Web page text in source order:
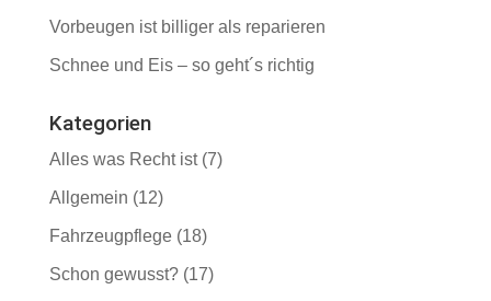
Vorbeugen ist billiger als reparieren
Schnee und Eis – so geht´s richtig
Kategorien
Alles was Recht ist(7)
Allgemein (12)
Fahrzeugpflege(18)
Schon gewusst?(17)